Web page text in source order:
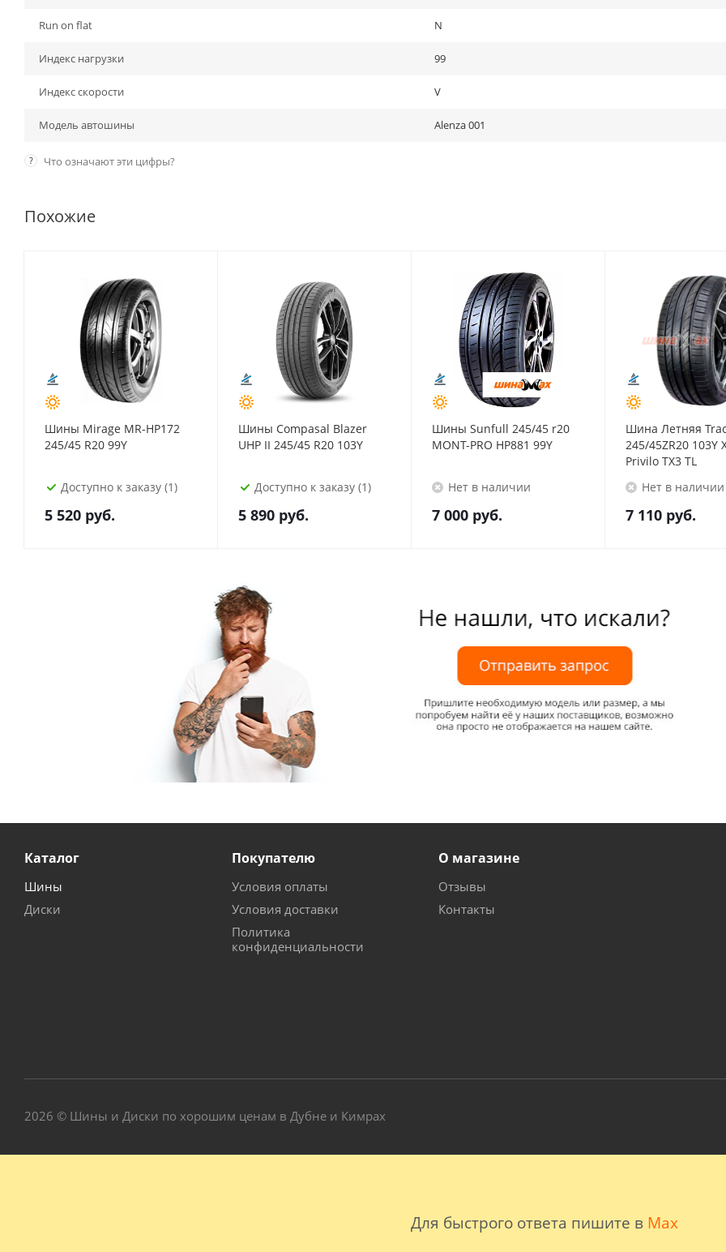
Для быстрого ответа пишите в Max
Run on flat N
Индекс нагрузки 99
Индекс скорости V
Модель автошины Alenza 001
? Что означают эти цифры?
Похожие
Шины Mirage MR-HP172
245/45 R20 99Y
Доступно к заказу (1)
5 520 руб.
Шины Compasal Blazer
UHP II 245/45 R20 103Y
Доступно к заказу (1)
5 890 руб.
Шины Sunfull 245/45 r20
MONT-PRO HP881 99Y
Нет в наличии
7 000 руб.
Шина Летняя
245/45ZR20 103Y
Privilo TX3 TL
Нет в наличии
7 110 руб.
Каталог
Шины
Диски
Покупателю
Условия оплаты
Условия доставки
Политика
конфиденциальности
О магазине
Отзывы
Контакты
2026 © Шины и Диски по хорошим ценам в Дубне и Кимрах